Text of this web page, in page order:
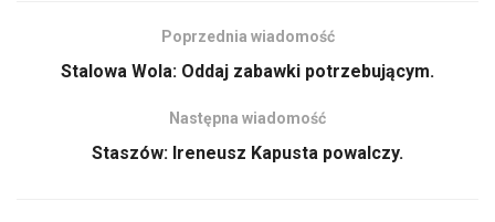
Poprzednia wiadomość
Stalowa Wola: Oddaj zabawki potrzebującym.
Następna wiadomość
Staszów: Ireneusz Kapusta powalczy.